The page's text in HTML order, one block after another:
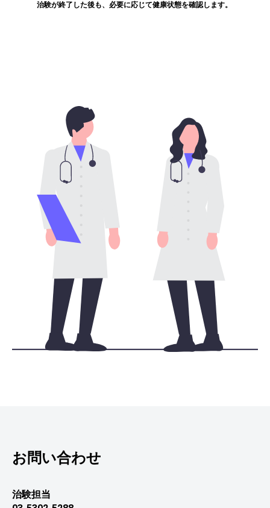
治験が終了した後も、必要に応じて健康状態を確認します。
お問い合わせ
治験担当